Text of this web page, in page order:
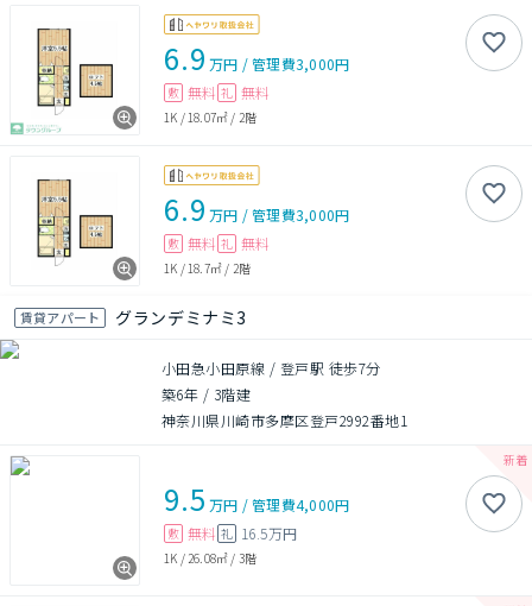
6.9 万円 /管理費3,000円
敷 無料 礼 無料
1K /18.07㎡ / 2階
6.9 万円 /管理費3,000円
敷 無料 礼 無料
1K /18.7㎡ / 2階
賃貸アパート グランデミナミ3
小田急小田原線 / 登戸駅 徒歩7分
築6年 / 3階建
神奈川県川崎市多摩区登戸2992番地1
9.5 万円 /管理費4,000円
敷 無料 礼 16.5万円
1K / 26.08㎡ / 3階